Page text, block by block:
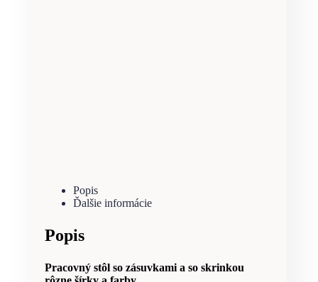
Popis
Ďalšie informácie
Popis
Pracovný stôl so zásuvkami a so skrinkou